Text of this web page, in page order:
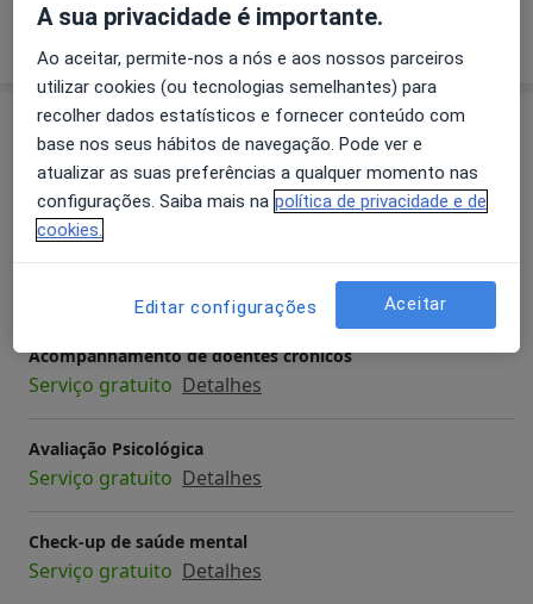
Mostrar mais detalhes
sobre a experiência
Serviços e preços
Consulta online
Serviço gratuito Detalhes
Acompanhamento de doentes crónicos
Serviço gratuito Detalhes
Avaliação Psicológica
Serviço gratuito Detalhes
Check-up de saúde mental
Serviço gratuito Detalhes
A sua privacidade é importante.
Ao aceitar, permite-nos a nós e aos nossos parceiros
utilizar cookies (ou tecnologias semelhantes) para
recolher dados estatísticos e fornecer conteúdo com
base nos seus hábitos de navegação. Pode ver e
atualizar as suas preferências a qualquer momento nas
configurações. Saiba mais na política de privacidade e de
cookies.
Editar configurações Aceitar